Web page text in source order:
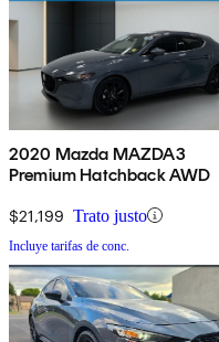
2020 Mazda MAZDA3
Premium Hatchback AWD
$21,199 Trato justo
Incluye tarifas de conc.